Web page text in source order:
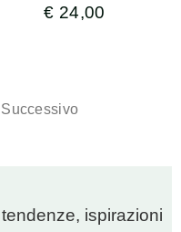
ispirazioni
€ 24,00
Successivo